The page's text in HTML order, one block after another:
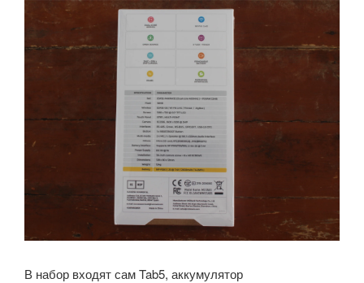
В набор входят сам Tab5, аккумулятор